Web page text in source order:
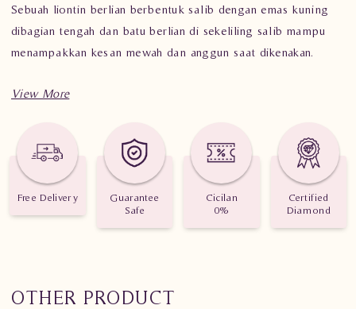
Sebuah liontin berlian berbentuk salib dengan emas kuning
dibagian tengah dan batu berlian di sekeliling salib mampu
menampakkan kesan mewah dan anggun saat dikenakan.
Berat : 1.310 gram
Jumlah berlian : 38 buah
Nilai Karat : 0.184 karat
Free Delivery
Guarantee
Safe
Cicilan
0%
Certified
Diamond
OTHER PRODUCT